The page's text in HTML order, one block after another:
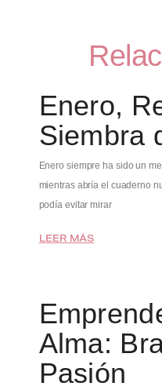
Enero,
Siembra
Enero siempre ha sido un
mientras abría el cuaderno
podía evitar mirar
LEER MÁS
Alma:
Pasión